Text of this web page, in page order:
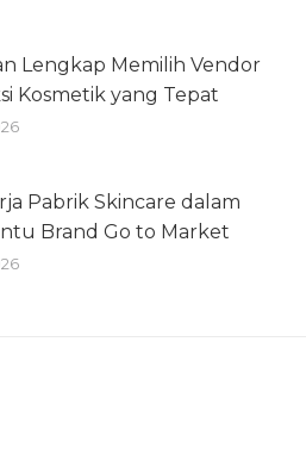
Lengkap Memilih Vendor
Kosmetik yang Tepat
Pabrik Skincare dalam
Brand Go to Market